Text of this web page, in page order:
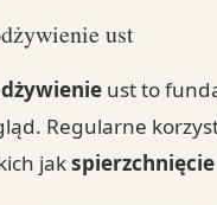
ust
ust to
Regularne
jakspierzchnięcie